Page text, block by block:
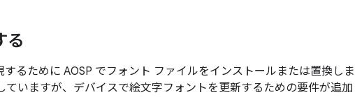
る
るために AOSP でフォント ファイルをインストールまたは置換しま
ていますが、デバイスで絵文字フォントを更新するための要件が追加